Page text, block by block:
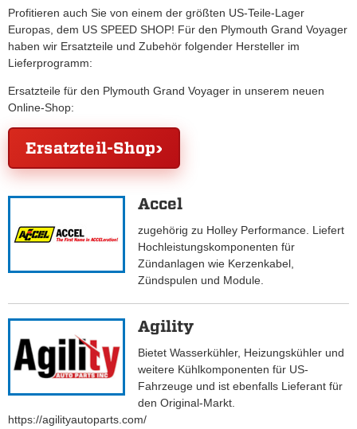
Profitieren auch Sie von einem der größten US-Teile-Lager
Europas, dem US SPEED SHOP! Für den Plymouth Grand Voyager
haben wir Ersatzteile und Zubehör folgender Hersteller im
Lieferprogramm:
Ersatzteile für den Plymouth Grand Voyager in unserem neuen
Online-Shop:
Ersatzteil-Shop
Accel
zugehörig zu Holley Performance. Liefert
Hochleistungskomponenten für
Zündanlagen wie Kerzenkabel,
Zündspulen und Module.
Agility
Bietet Wasserkühler, Heizungskühler und
weitere Kühlkomponenten für US-
Fahrzeuge und ist ebenfalls Lieferant für
den Original-Markt.
https://agilityautoparts.com/